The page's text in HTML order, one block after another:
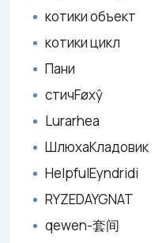
котики объект
котики цикл
Пани
стичFøxŷ
Lurarhea
ШлюхаКладовик
HelpfulEyndridi
RYZEDAYGNAT
qewen-套间